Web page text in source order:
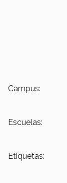
Campus:
Escuelas:
Etiquetas: